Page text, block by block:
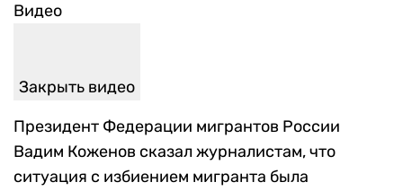
Видео
Закрыть видео
Президент Федерации мигрантов России
Вадим Коженов сказал журналистам, что
ситуация с избиением мигранта была